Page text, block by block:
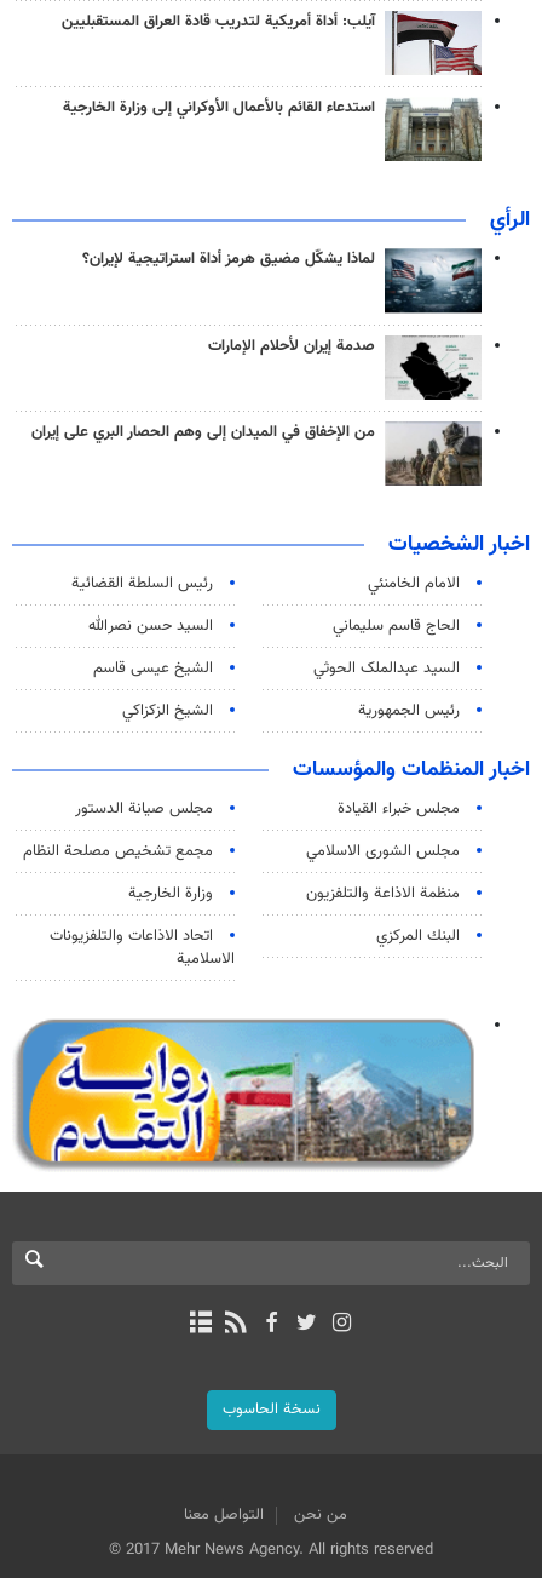
آيلب: أداة أمريكية لتدريب قادة العراق المستقبليين
استدعاء القائم بالأعمال الأوكراني إلى وزارة الخارجية
الرأي
لماذا يشكّل مضيق هرمز أداة استراتيجية لإيران؟
صدمة إيران لأحلام الإمارات
من الإخفاق في الميدان إلى وهم الحصار البري على إيران
اخبار الشخصيات
الامام الخامنئي
رئیس السلطة القضائیة
الحاج قاسم سليماني
السيد حسن نصرالله
السید عبدالملک الحوثي
الشيخ عيسى قاسم
رئيس الجمهورية
الشيخ الزكزاكي
اخبار المنظمات والمؤسسات
مجلس خبراء القيادة
مجلس صيانة الدستور
مجلس الشورى الاسلامي
مجمع تشخيص مصلحة النظام
منظمة الاذاعة والتلفزیون
وزارة الخارجية
البنك المركزي
اتحاد الاذاعات والتلفزيونات
الاسلامية
نسخة الحاسوب
من نحن
التواصل معنا
© 2017 Mehr News Agency. All rights reserved